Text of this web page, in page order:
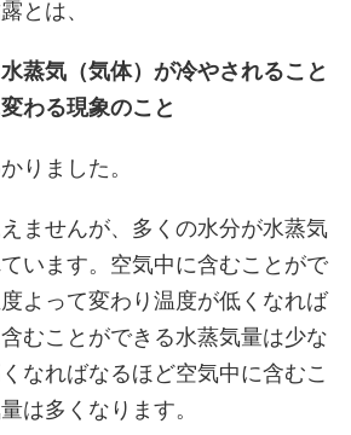
とは、
蒸気（気体）が冷やされること
わる現象のこと
りました。
ませんが、多くの水分が水蒸気
います。空気中に含むことがで
よって変わり温度が低くなれば
むことができる水蒸気量は少な
なればなるほど空気中に含むこ
は多くなります。